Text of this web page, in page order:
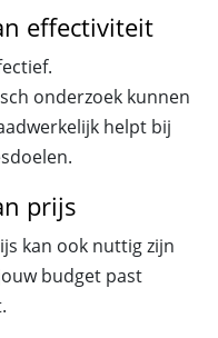
effectiviteit
onderzoek kunnen
helpt bij
prijs
kan ook nuttig zijn
budget past